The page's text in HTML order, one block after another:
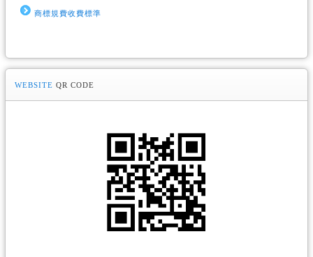
商標規費收費標準
WEBSITE QR CODE